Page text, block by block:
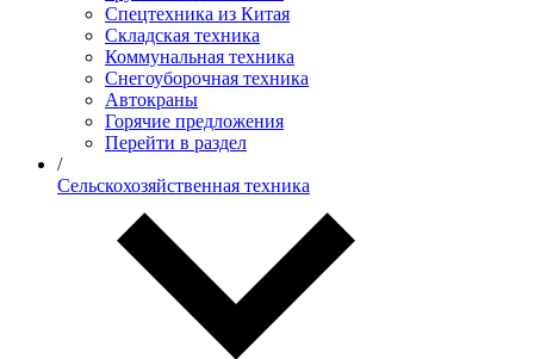
Спецтехника из Китая
Складская техника
Коммунальная техника
Снегоуборочная техника
Автокраны
Горячие предложения
Перейти в раздел
/
Сельскохозяйственная техника